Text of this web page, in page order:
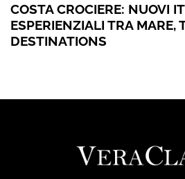
COSTA CROCIERE: NUOVI
ESPERIENZIALI TRA MARE,
DESTINATIONS